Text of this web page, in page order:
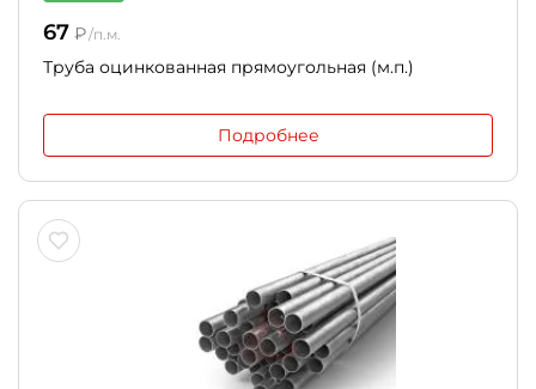
67 ₽/п.м.
Труба оцинкованная прямоугольная (м.п.)
Подробнее